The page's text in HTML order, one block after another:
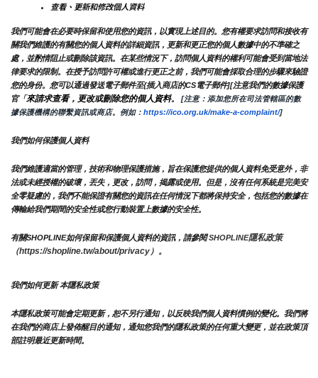
查看、更新和修改個人資料
我們可能會在必要時保留和使用您的資訊，以實現上述目的。您有權要求訪問和接收有
關我們維護的有關您的個人資料的詳細資訊，更新和更正您的個人數據中的不準確之
處，並酌情阻止或刪除該資訊。在某些情況下，訪問個人資料的權利可能會受到當地法
律要求的限制。在授予訪問許可權或進行更正之前，我們可能會採取合理的步驟來驗證
您的身份。您可以通過發送電子郵件至{插入商店的CS電子郵件][注意我們的數據保護
官「來請求查看，更改或刪除您的個人資料。
[注意：添加您所在司法管轄區的數
據保護機構的聯繫資訊或商店。例如： https://ico.org.uk/make-a-complaint/]
我們如何保護個人資料
我們維護適當的管理，技術和物理保護措施，旨在保護您提供的個人資料免受意外，非
法或未經授權的破壞，丟失，更改，訪問，揭露或使用。但是，沒有任何系統是完美安
全零疑慮的，我們不能保證有關您的資訊在任何情況下都將保持安全，包括您的數據在
傳輸給我們期間的安全性或您行動裝置上數據的安全性。
有關SHOPLINE如何保留和保護個人資料的資訊，請參閱 SHOPLINE隱私政策
（https://shopline.tw/about/privacy）。
我們如何更新 本隱私政策
本隱私政策可能會定期更新，恕不另行通知，以反映我們個人資料慣例的變化。我們將
在我們的商店上發佈醒目的通知，通知您我們的隱私政策的任何重大變更，並在政策頂
部註明最近更新時間。